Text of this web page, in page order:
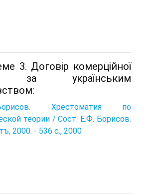
3. Договір комерційної
за українським
Хрестоматия по
теории / Сост. Е.Ф. Борисов.
2000. - 536 с., 2000